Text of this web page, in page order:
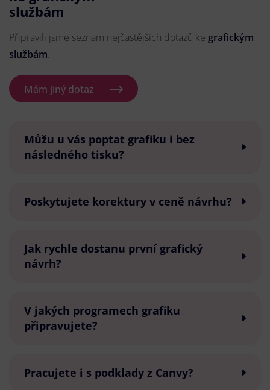
službám
Připravili jsme seznam nejčastějších dotazů ke grafickým
službám.
Mám jiný dotaz
Můžu u vás poptat grafiku i bez
následného tisku?
Poskytujete korektury v ceně návrhu?
Jak rychle dostanu první grafický
návrh?
V jakých programech grafiku
připravujete?
Pracujete i s podklady z Canvy?